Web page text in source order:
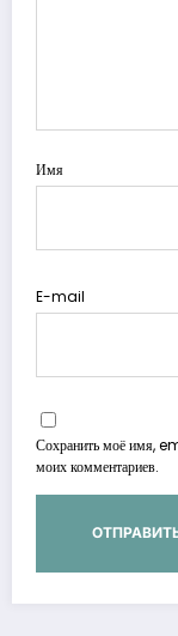
Имя
E-mail
Сохранить моё имя,
моих комментариев.